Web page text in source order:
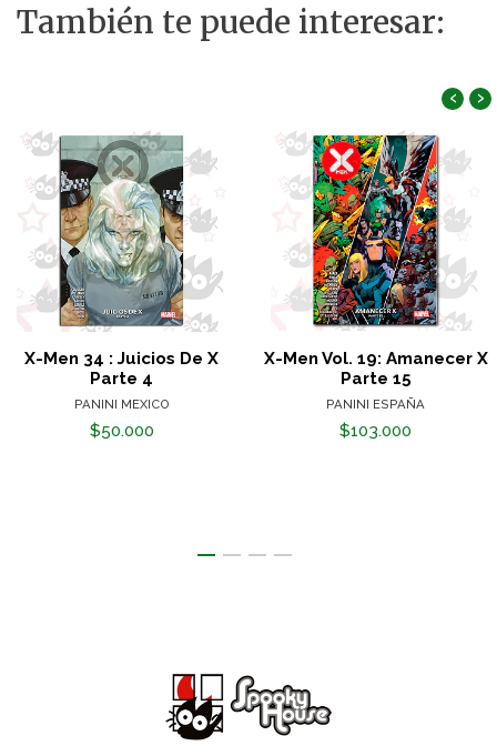
También te puede interesar:
X-Men 34 : Juicios De X
Parte 4
PANINI MEXICO
$50.000
X-Men Vol. 19: Amanecer X
Parte 15
PANINI ESPAÑA
$103.000
‹ ›